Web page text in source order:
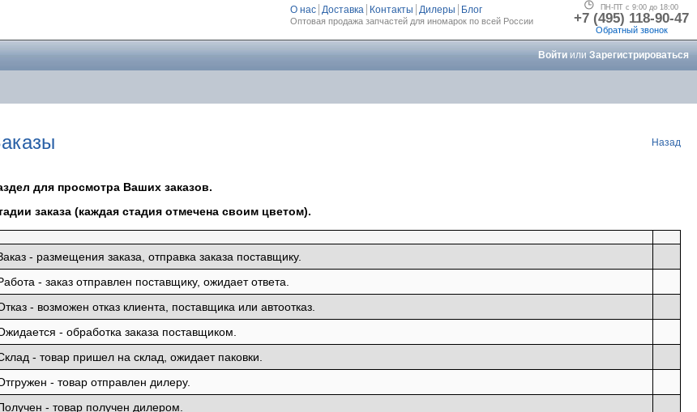
О нас Доставка Контакты Дилеры Блог
Оптовая продажа запчастей для иномарок по всей России
ПН-ПТ с 9:00 до 18:00
+7 (495) 118-90-47
Обратный звонок
Войти или Зарегистрироваться
Назад
для просмотра Ваших заказов.
заказа (каждая стадия отмечена своим цветом).
- размещения заказа, отправка заказа поставщику.
- заказ отправлен поставщику, ожидает ответа.
- возможен отказ клиента, поставщика или автоотказ.
- обработка заказа поставщиком.
- товар пришел на склад, ожидает паковки.
- товар отправлен дилеру.
- товар получен дилером.